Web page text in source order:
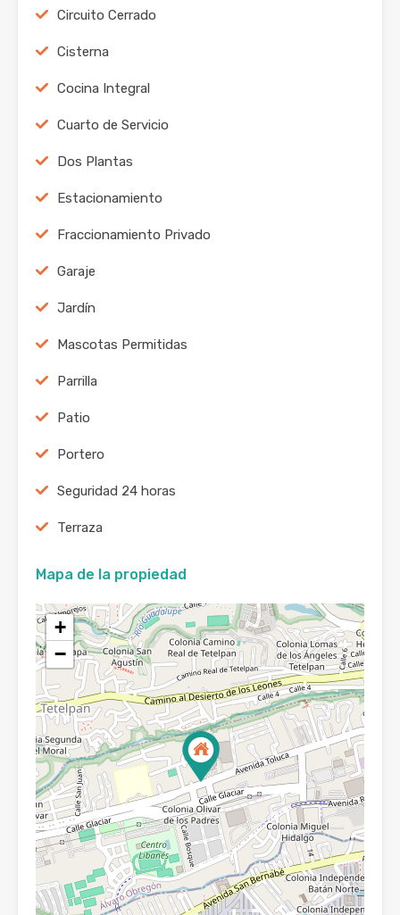
Circuito Cerrado
Cisterna
Cocina Integral
Cuarto de Servicio
Dos Plantas
Estacionamiento
Fraccionamiento Privado
Garaje
Jardín
Mascotas Permitidas
Parrilla
Patio
Portero
Seguridad 24 horas
Terraza
Mapa de la propiedad
+
−